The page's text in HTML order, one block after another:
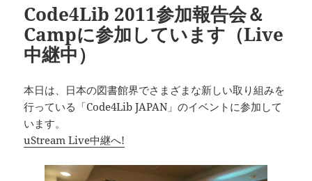
Code4Lib 2011参加報告会＆
Campに参加しています（Live
中継中）
本日は、日本の図書館界でさまざまな新しい取り組みを
行っている「Code4Lib JAPAN」のイベントに参加して
います。
uStream Live中継へ!